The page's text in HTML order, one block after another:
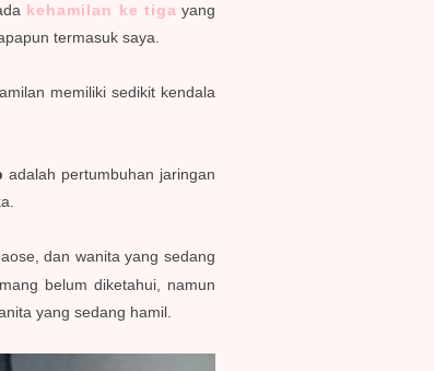
kehamilan ke tiga yang
termasuk saya.
memiliki sedikit kendala
adalah pertumbuhan jaringan
dan wanita yang sedang
belum diketahui, namun
yang sedang hamil.